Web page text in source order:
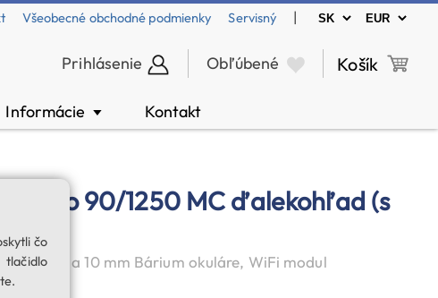
Všeobecné obchodné podmienky Servisný |
Prihlásenie Obľúbené Košík
Informácie ▼ Kontakt
90/1250 MC ďalekohľad (s
25 mm a 10 mm Bárium okuláre, WiFi modul
čo